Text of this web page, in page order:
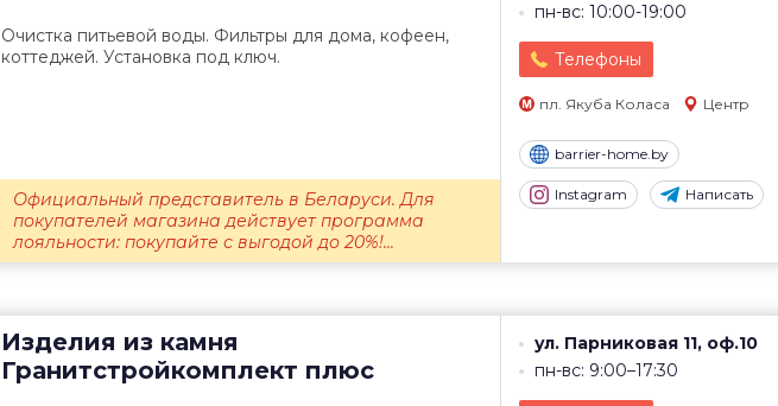
пн-вс: 10:00-19:00
Телефоны
пл. Якуба Коласа Центр
barrier-home.by
Instagram Написать
Очистка питьевой воды. Фильтры для дома, кофеен,
коттеджей. Установка под ключ.
Официальный представитель в Беларуси. Для
покупателей магазина действует программа
лояльности: покупайте с выгодой до 20%!...
Изделия из камня
Гранитстройкомплект плюс
ул. Парниковая 11, оф.10
пн-вс: 9:00–17:30